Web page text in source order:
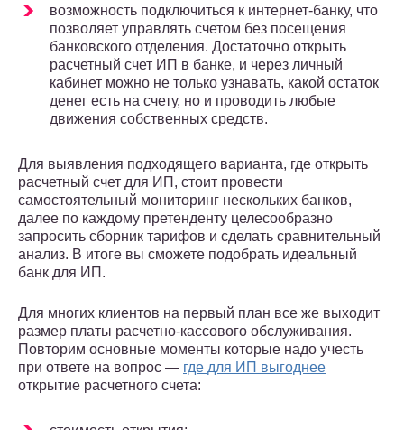
возможность подключиться к интернет-банку, что
позволяет управлять счетом без посещения
банковского отделения. Достаточно открыть
расчетный счет ИП в банке, и через личный
кабинет можно не только узнавать, какой остаток
денег есть на счету, но и проводить любые
движения собственных средств.
Для выявления подходящего варианта, где открыть
расчетный счет для ИП, стоит провести
самостоятельный мониторинг нескольких банков,
далее по каждому претенденту целесообразно
запросить сборник тарифов и сделать сравнительный
анализ. В итоге вы сможете подобрать идеальный
банк для ИП.
Для многих клиентов на первый план все же выходит
размер платы расчетно-кассового обслуживания.
Повторим основные моменты которые надо учесть
при ответе на вопрос — где для ИП выгоднее
открытие расчетного счета: